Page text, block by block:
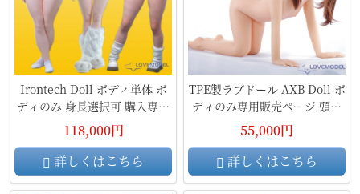
Irontech Doll ボディ単体 ボ
ディのみ 身長選択可 購入専用
ページ フルシリコン製ラブド
ール
118,000円
詳しくはこちら
TPE製ラブドール AXB Doll ボ
ディのみ専用販売ページ 頭部
無し
55,000円
詳しくはこちら